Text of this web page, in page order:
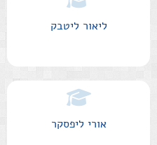
ליאור ליטבק
אורי ליפסקר